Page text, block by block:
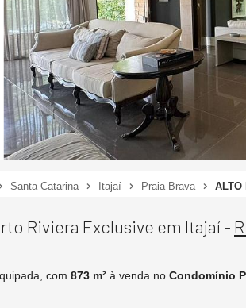
Santa Catarina Itajaí Praia Brava ALTO
Riviera Exclusive em Itajaí -
com 873 m² à venda no Condomínio